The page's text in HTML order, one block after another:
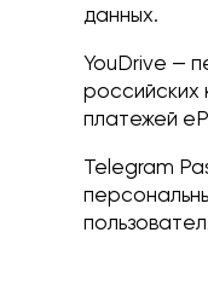
данных.
YouDrive —
российских
платежей
Telegram